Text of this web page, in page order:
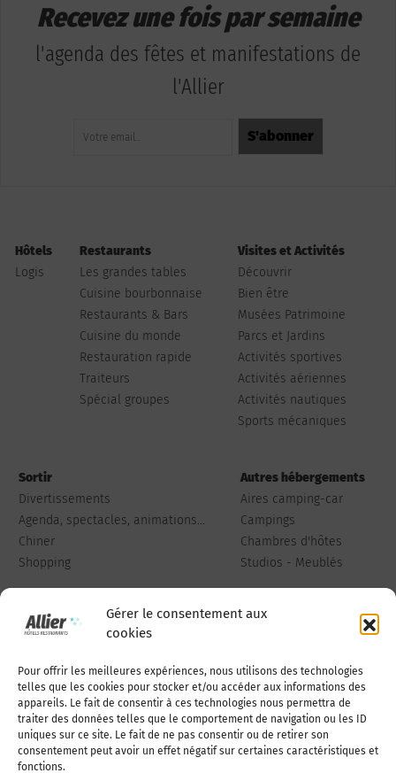
Gérer le consentement aux
cookies
Pour offrir les meilleures expériences, nous utilisons des technologies
telles que les cookies pour stocker et/ou accéder aux informations des
appareils. Le fait de consentir à ces technologies nous permettra de
traiter des données telles que le comportement de navigation ou les ID
uniques sur ce site. Le fait de ne pas consentir ou de retirer son
consentement peut avoir un effet négatif sur certaines caractéristiques et
fonctions.
Recevez une fois par semaine
l'agenda des fêtes et manifestations de
l'Allier
Hôtels
Logis
Restaurants
Les grandes tables
Cuisine bourbonnaise
Restaurants & Bars
Cuisine du monde
Restauration rapide
Traiteurs
Spécial groupes
Visites et Activités
Découvrir
Bien être
Musées Patrimoine
Parcs et Jardins
Activités sportives
Activités aériennes
Activités nautiques
Sports mécaniques
Sortir
Divertissements
Agenda, spectacles, animations...
Chiner
Shopping
Autres hébergements
Aires camping-car
Campings
Chambres d'hôtes
Studios - Meublés
Qui sommes-nous Publiez votre annonce
Adhérer à l’association Nous contacter